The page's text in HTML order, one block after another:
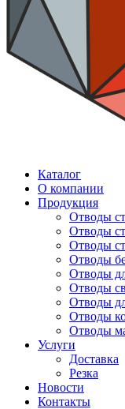
Каталог
О компании
Продукция
Отводы
Отводы
Отводы
Отводы
Отводы
Отводы
Отводы
Отводы
Отводы
Услуги
Доставка
Резка
Новости
Контакты